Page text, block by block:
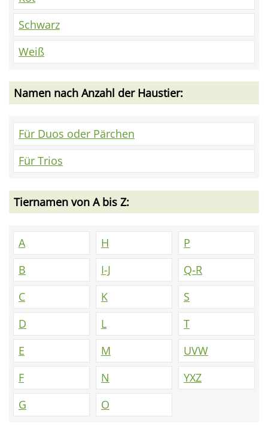
Schwarz
Weiß
Namen nach Anzahl der Haustier:
Für Duos oder Pärchen
Für Trios
Tiernamen von A bis Z:
A
B
C
D
E
F
G
H
I-J
K
L
M
N
O
P
Q-R
S
T
UVW
YXZ